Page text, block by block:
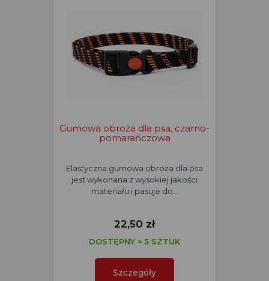
Gumowa obroża dla psa, czarno-
pomarańczowa
Elastyczna gumowa obroża dla psa
jest wykonana z wysokiej jakości
materiału i pasuje do…
22,50 zł
DOSTĘPNY > 5 SZTUK
Szczegóły